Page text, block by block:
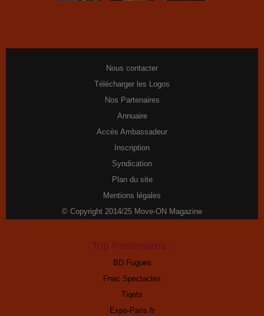
Nous contacter
Télécharger les Logos
Nos Partenaires
Annuaire
Accès Ambassadeur
Inscription
Syndication
Plan du site
Mentions légales
© Copyright 2014/25 Move-ON Magazine
BD Fugues
Fnac Spectacles
Tiqets
Expo-Paris.fr